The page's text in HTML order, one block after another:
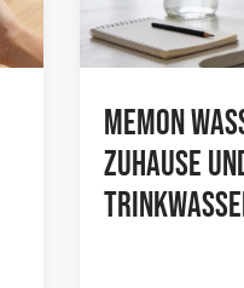
Memon
Zuhause